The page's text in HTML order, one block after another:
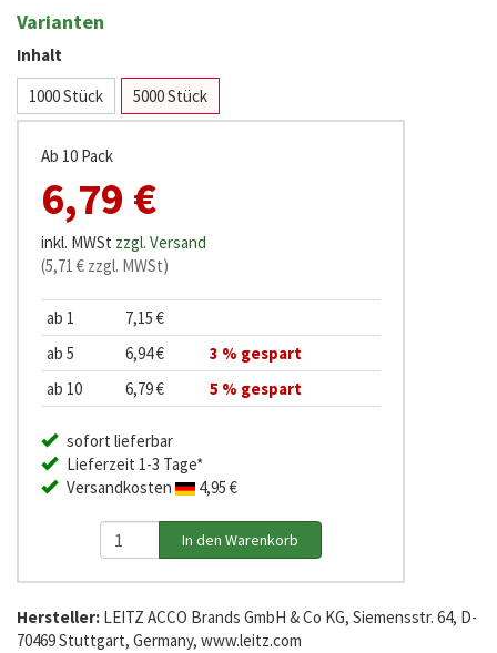
Varianten
Inhalt
1000 Stück
5000 Stück
Ab 10 Pack
6,79 €
inkl. MWSt zzgl. Versand
(5,71 € zzgl. MWSt)
ab 1
7,15 €
ab 5
6,94 €
3 % gespart
ab 10
6,79 € 5 % gespart
sofort lieferbar
Lieferzeit 1-3 Tage*
Versandkosten
4,95 €
Hersteller: LEITZ ACCO Brands GmbH & Co KG, Siemensstr. 64, D-
70469 Stuttgart, Germany, www.leitz.com